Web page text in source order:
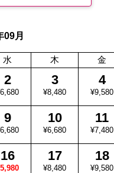
09月
水 木 金
2 3
¥8,480
4
¥9,580
9 10
¥6,680
11
¥7,480
16 17
¥8,480
18
¥9,580